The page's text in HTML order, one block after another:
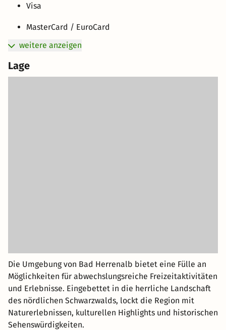
Visa
MasterCard / EuroCard
weitere anzeigen
Lage
Die Umgebung von Bad Herrenalb bietet eine Fülle an
Möglichkeiten für abwechslungsreiche Freizeitaktivitäten
und Erlebnisse. Eingebettet in die herrliche Landschaft
des nördlichen Schwarzwalds, lockt die Region mit
Naturerlebnissen, kulturellen Highlights und historischen
Sehenswürdigkeiten.